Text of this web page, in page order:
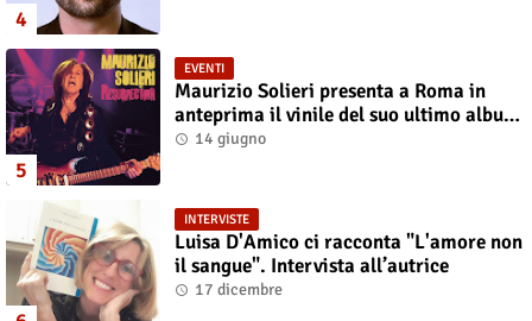
EVENTI
Maurizio Solieri presenta a Roma in
anteprima il vinile del suo ultimo album
“Resurrection”
14 giugno
INTERVISTE
Luisa D'Amico ci racconta "L'amore non
il sangue". Intervista all’autrice
17 dicembre